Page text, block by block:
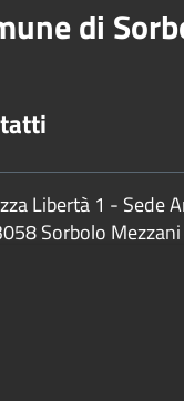
di
Libertà 1 - Sede
Sorbolo Mezzani